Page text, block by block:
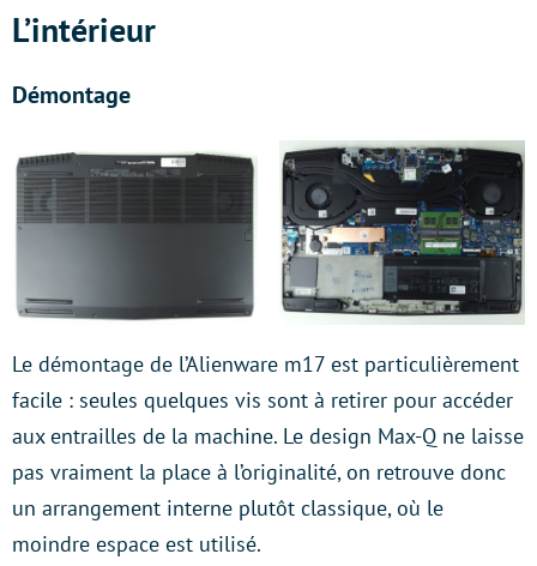
L’intérieur
Démontage
Le démontage de l’Alienware m17 est particulièrement
facile : seules quelques vis sont à retirer pour accéder
aux entrailles de la machine. Le design Max-Q ne laisse
pas vraiment la place à l’originalité, on retrouve donc
un arrangement interne plutôt classique, où le
moindre espace est utilisé.